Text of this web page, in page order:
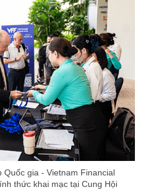
gia - Vietnam Financial
thức khai mạc tại Cung Hội